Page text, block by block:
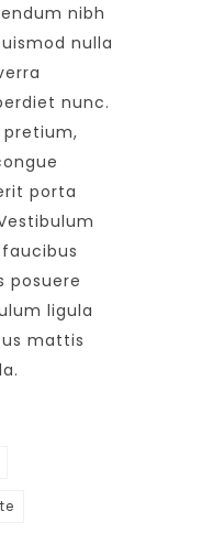
nibh
nulla
nunc.
pretium,
porta
posuere
ligula
mattis